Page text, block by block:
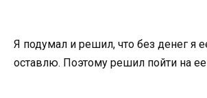
Я подумал и решил, что без денег я
оставлю. Поэтому решил пойти на